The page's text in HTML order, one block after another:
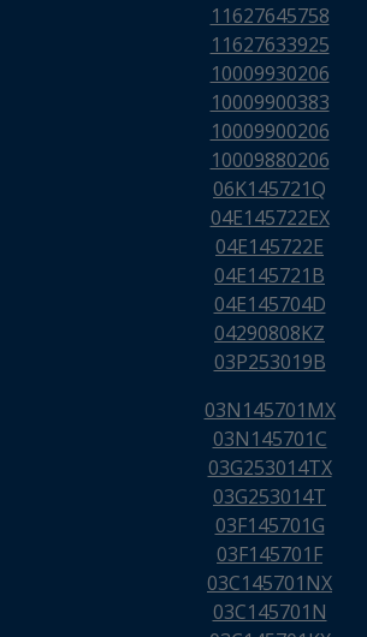
11627645758
11627633925
10009930206
10009900383
10009900206
10009880206
06K145721Q
04E145722EX
04E145722E
04E145721B
04E145704D
04290808KZ
03P253019B
03N145701MX
03N145701C
03G253014TX
03G253014T
03F145701G
03F145701F
03C145701NX
03C145701N